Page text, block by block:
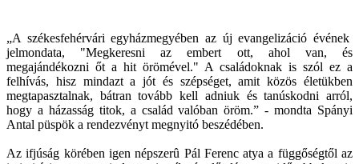
„A székesfehérvári egyházmegyében az új evangelizáció évének
jelmondata, "Megkeresni az embert ott, ahol van, és
megajándékozni őt a hit örömével." A családoknak is szól ez a
felhívás, hisz mindazt a jót és szépséget, amit közös életükben
megtapasztalnak, bátran tovább kell adniuk és tanúskodni arról,
hogy a házasság titok, a család valóban öröm.” - mondta Spányi
Antal püspök a rendezvényt megnyitó beszédében.
Az ifjúság körében igen népszerû Pál Ferenc atya a függőségtől az